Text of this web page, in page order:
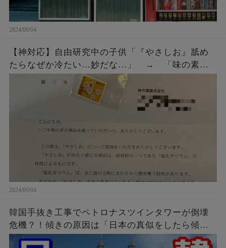
2024/09/04
【神対応】自由研究中の子供「『やさしお』舐め
たらなぜか冷たい…妙だな…」 → 「味の素」
にメールではなく直接手紙を出したら、企業から
◯◯◯をもらう！
2024/09/04
韓国手抜き工事でペトロナスツインタワーが倒壊
危機？！傾きの原因は「日本の真似をしたら傾い
たニダ！」